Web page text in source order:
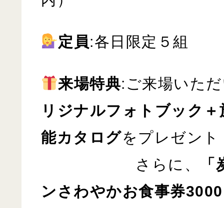
定員:各日限定５組
来場特典:ご来場いた
リジナルフォトブック
能カタログをプレゼント
さらに、
ンさわやかお食事券